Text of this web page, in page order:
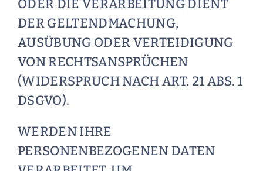
ODER DIE VERARBEITUNG DIENT
DER GELTENDMACHUNG,
AUSÜBUNG ODER VERTEIDIGUNG
VON RECHTSANSPRÜCHEN
(WIDERSPRUCH NACH ART. 21 ABS. 1
DSGVO).
WERDEN IHRE
PERSONENBEZOGENEN DATEN